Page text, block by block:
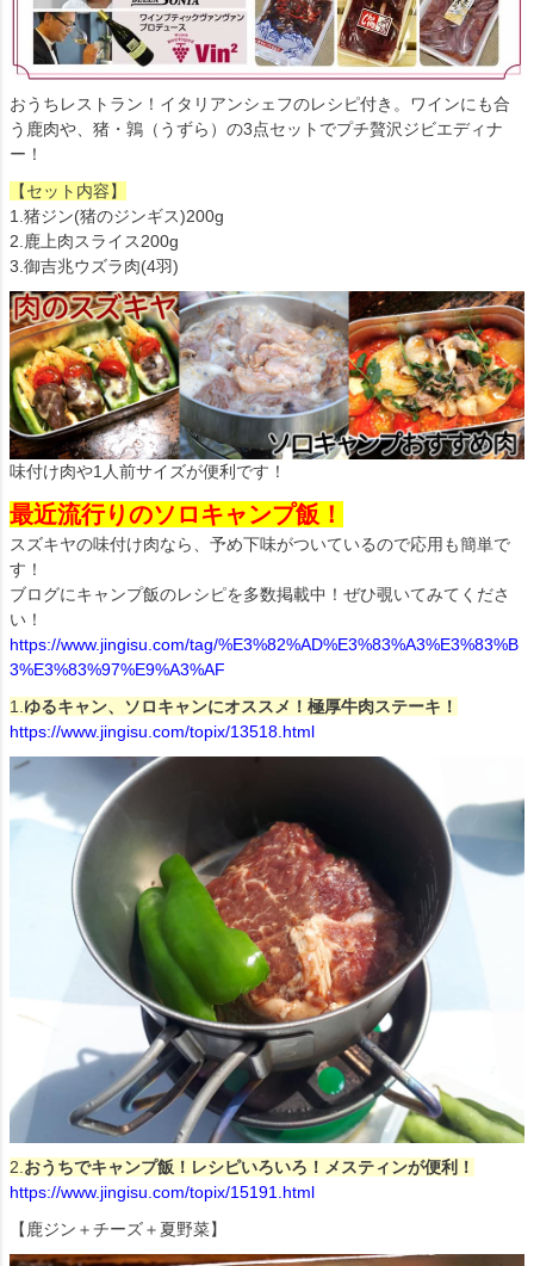
おうちレストラン！イタリアンシェフのレシピ付き。ワインにも合
う鹿肉や、猪・鶉（うずら）の3点セットでプチ贅沢ジビエディナ
ー！
【セット内容】
1.猪ジン(猪のジンギス)200g
2.鹿上肉スライス200g
3.御吉兆ウズラ肉(4羽)
味付け肉や1人前サイズが便利です！
最近流行りのソロキャンプ飯！
スズキヤの味付け肉なら、予め下味がついているので応用も簡単で
す！
ブログにキャンプ飯のレシピを多数掲載中！ぜひ覗いてみてくださ
い！
https://www.jingisu.com/tag/%E3%82%AD%E3%83%A3%E3%83%B
3%E3%83%97%E9%A3%AF
1. ゆるキャン、ソロキャンにオススメ！極厚牛肉ステーキ！
https://www.jingisu.com/topix/13518.html
2. おうちでキャンプ飯！レシピいろいろ！メスティンが便利！
https://www.jingisu.com/topix/15191.html
【鹿ジン＋チーズ＋夏野菜】